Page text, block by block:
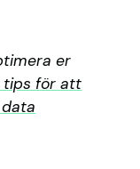
er
tips för att